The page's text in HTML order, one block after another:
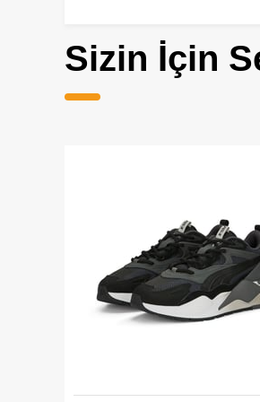
Sizin İçin